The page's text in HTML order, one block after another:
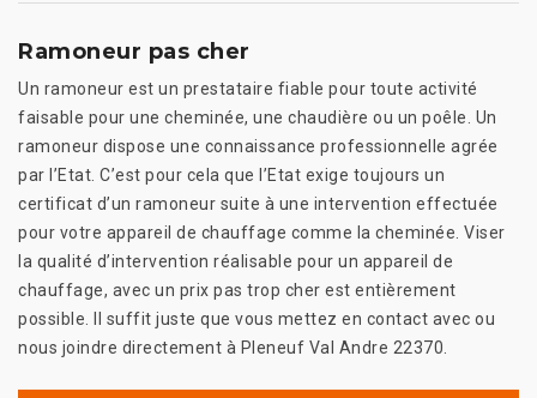
Ramoneur pas cher
Un ramoneur est un prestataire fiable pour toute activité
faisable pour une cheminée, une chaudière ou un poêle. Un
ramoneur dispose une connaissance professionnelle agrée
par l’Etat. C’est pour cela que l’Etat exige toujours un
certificat d’un ramoneur suite à une intervention effectuée
pour votre appareil de chauffage comme la cheminée. Viser
la qualité d’intervention réalisable pour un appareil de
chauffage, avec un prix pas trop cher est entièrement
possible. Il suffit juste que vous mettez en contact avec ou
nous joindre directement à Pleneuf Val Andre 22370.